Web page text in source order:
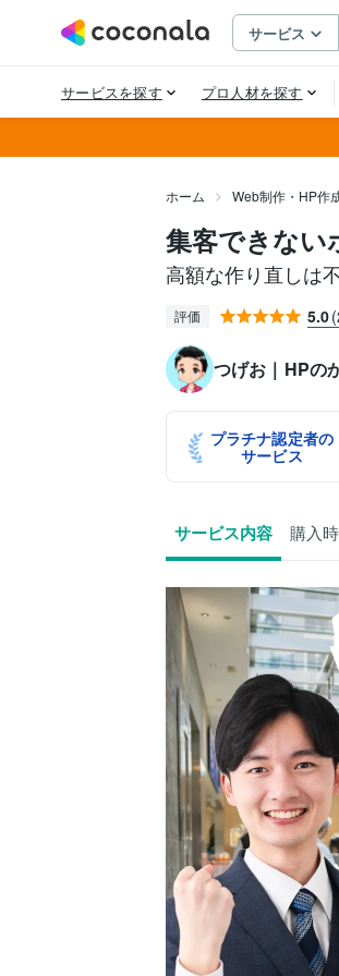
ホーム Web制作・HP作
集客できない
高額な作り直しは
評価 5.0
つげお｜HPの
プラチナ認定者の
サービス
サービス内容 購入